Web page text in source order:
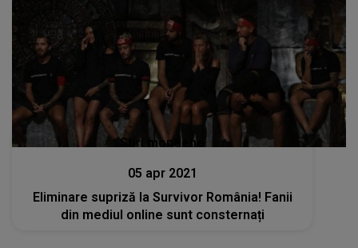
Stiri mondene
05 apr 2021
Eliminare supriză la Survivor România! Fanii
din mediul online sunt consternați